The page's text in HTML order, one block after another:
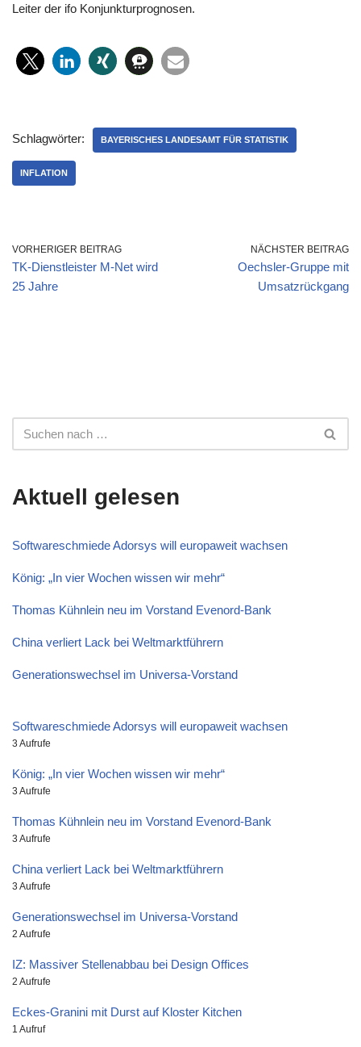
Leiter der ifo Konjunkturprognosen.
Schlagwörter: BAYERISCHES LANDESAMT FÜR STATISTIK
INFLATION
VORHERIGER BEITRAG
TK-Dienstleister M-Net wird
25 Jahre
NÄCHSTER BEITRAG
Oechsler-Gruppe mit
Umsatzrückgang
Aktuell gelesen
Softwareschmiede Adorsys will europaweit wachsen
König: „In vier Wochen wissen wir mehr“
Thomas Kühnlein neu im Vorstand Evenord-Bank
China verliert Lack bei Weltmarktführern
Generationswechsel im Universa-Vorstand
Softwareschmiede Adorsys will europaweit wachsen
3 Aufrufe
König: „In vier Wochen wissen wir mehr“
3 Aufrufe
Thomas Kühnlein neu im Vorstand Evenord-Bank
3 Aufrufe
China verliert Lack bei Weltmarktführern
3 Aufrufe
Generationswechsel im Universa-Vorstand
2 Aufrufe
IZ: Massiver Stellenabbau bei Design Offices
2 Aufrufe
Eckes-Granini mit Durst auf Kloster Kitchen
1 Aufruf